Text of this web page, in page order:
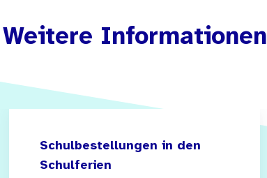
Weitere Informationen
Schulbestellungen in den
Schulferien